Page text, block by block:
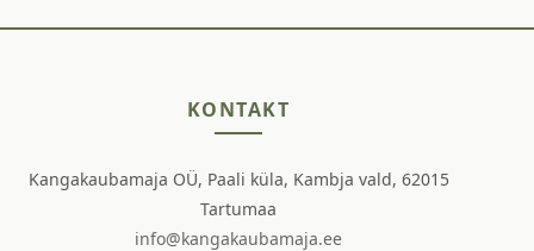
KONTAKT
Kangakaubamaja OÜ, Paali küla, Kambja vald, 62015
Tartumaa
info@kangakaubamaja.ee